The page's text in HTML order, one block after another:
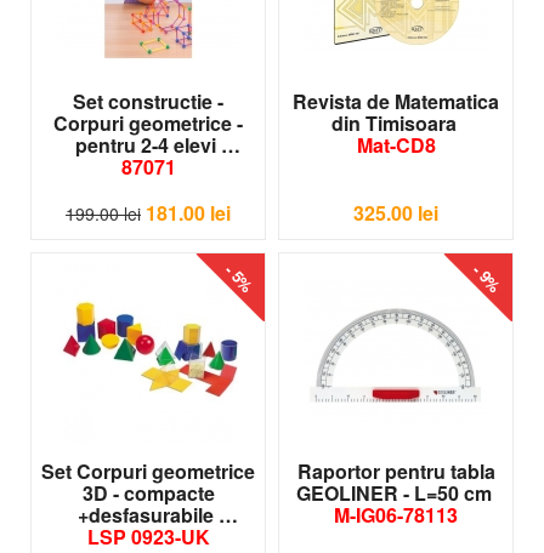
Set constructie -
Corpuri geometrice -
pentru 2-4 elevi
87071
199.00 lei 181.00 lei
Revista de Matematica
din Timisoara
Mat-CD8
325.00 lei
- 5%
Set Corpuri geometrice
3D - compacte
+desfasurabile
LSP 0923-UK
- 9%
Raportor pentru tabla
GEOLINER - L=50 cm
M-IG06-78113